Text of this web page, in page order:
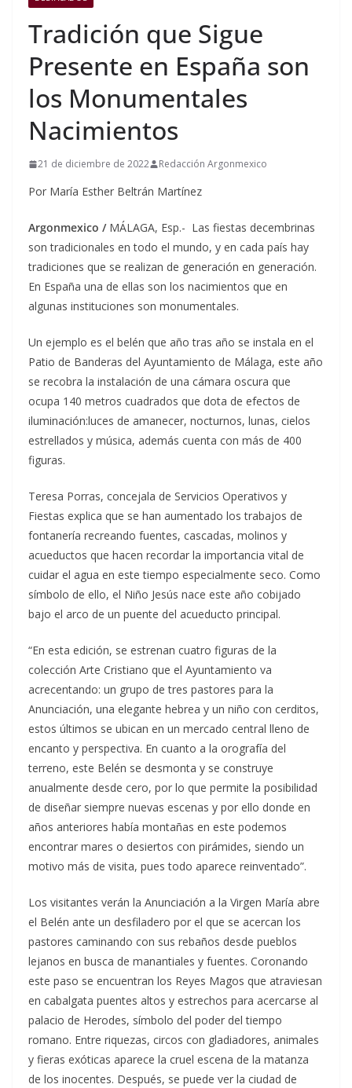
Tradición que Sigue
Presente en España son
los Monumentales
Nacimientos
21 de diciembre de 2022 Redacción Argonmexico
Por María Esther Beltrán Martínez
Argonmexico / MÁLAGA, Esp.- Las fiestas decembrinas
son tradicionales en todo el mundo, y en cada país hay
tradiciones que se realizan de generación en generación.
En España una de ellas son los nacimientos que en
algunas instituciones son monumentales.
Un ejemplo es el belén que año tras año se instala en el
Patio de Banderas del Ayuntamiento de Málaga, este año
se recobra la instalación de una cámara oscura que
ocupa 140 metros cuadrados que dota de efectos de
iluminación:luces de amanecer, nocturnos, lunas, cielos
estrellados y música, además cuenta con más de 400
figuras.
Teresa Porras, concejala de Servicios Operativos y
Fiestas explica que se han aumentado los trabajos de
fontanería recreando fuentes, cascadas, molinos y
acueductos que hacen recordar la importancia vital de
cuidar el agua en este tiempo especialmente seco. Como
símbolo de ello, el Niño Jesús nace este año cobijado
bajo el arco de un puente del acueducto principal.
“En esta edición, se estrenan cuatro figuras de la
colección Arte Cristiano que el Ayuntamiento va
acrecentando: un grupo de tres pastores para la
Anunciación, una elegante hebrea y un niño con cerditos,
estos últimos se ubican en un mercado central lleno de
encanto y perspectiva. En cuanto a la orografía del
terreno, este Belén se desmonta y se construye
anualmente desde cero, por lo que permite la posibilidad
de diseñar siempre nuevas escenas y por ello donde en
años anteriores había montañas en este podemos
encontrar mares o desiertos con pirámides, siendo un
motivo más de visita, pues todo aparece reinventado”.
Los visitantes verán la Anunciación a la Virgen María abre
el Belén ante un desfiladero por el que se acercan los
pastores caminando con sus rebaños desde pueblos
lejanos en busca de manantiales y fuentes. Coronando
este paso se encuentran los Reyes Magos que atraviesan
en cabalgata puentes altos y estrechos para acercarse al
palacio de Herodes, símbolo del poder del tiempo
romano. Entre riquezas, circos con gladiadores, animales
y fieras exóticas aparece la cruel escena de la matanza
de los inocentes. Después, se puede ver la ciudad de